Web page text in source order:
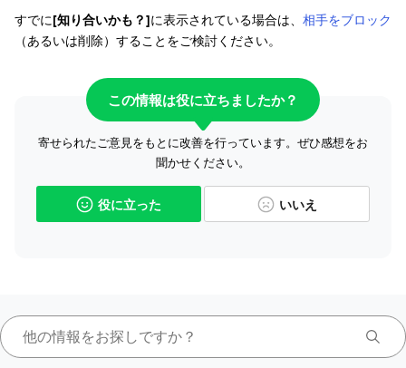
すでに[知り合いかも？]に表示されている場合は、 相手をブロック
（あるいは削除）することをご検討ください。
この情報は役に立ちましたか？
寄せられたご意見をもとに改善を行っています。ぜひ感想をお
聞かせください。
役に立った いいえ